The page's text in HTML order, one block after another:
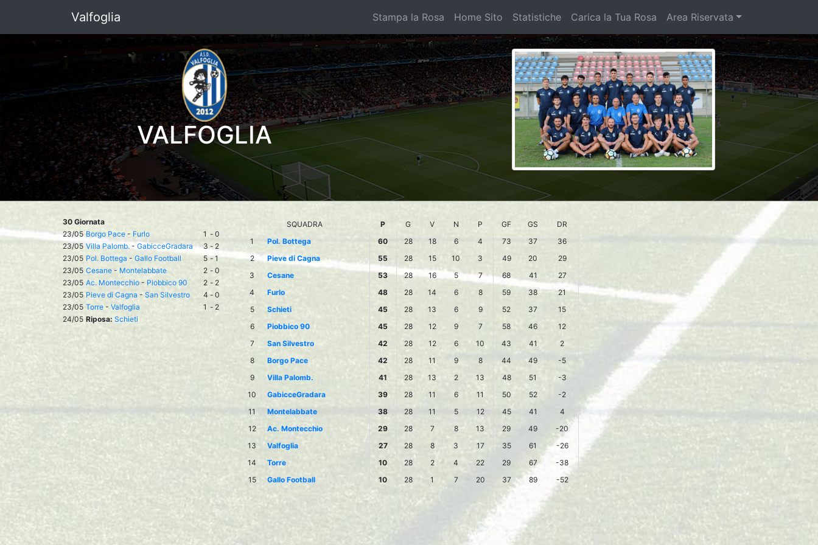
Valfoglia Stampa la Rosa Home Sito Statistiche Carica la Tua Rosa Area Riservata
VALFOGLIA
30 Giornata
23/05 Borgo Pace - Furlo 1 - 0
23/05 Villa Palomb. - GabicceGradara 3 - 2
23/05 Pol. Bottega - Gallo Football 5 -1
23/05 Cesane - Montelabbate 2 - 0
23/05 Ac. Montecchio - Piobbico 90 2 - 2
23/05 Pieve di Cagna - San Silvestro 4 - 0
23/05 Torre - Valfoglia 1 - 2
24/05 Riposa: Schieti
SQUADRA P G V N P GF GS
DR
1
Pol. Bottega 60 28 18 6 4 73 37
36
2
Pieve di Cagna 55 28 15 10 3 49 20
29
3
Cesane 53 28 16 5 7 68 41
27
4
Furlo 48 28 14 6 8 59 38
21
5
Schieti 45 28 13 6 9 52 37
15
6
Piobbico 90 45 28 12 9 7 58 46
12
7
San Silvestro 42 28 12 6 10 43 41
2
8
Borgo Pace 42 28 11 9 8 44 49
-5
9
Villa Palomb. 41 28 13 2 13 48 51
-3
10
GabicceGradara 39 28 11 6 11 50 52
-2
11
Montelabbate 38 28 11 5 12 45 41
4
12
Ac. Montecchio 29 28 7 8 13 29 49
-20
13
Valfoglia 27 28 8 3 17 35 61
-26
14
Torre 10 28 2 4 22 29 67
-38
15
Gallo Football 10 28 1 7 20 37 89 -52